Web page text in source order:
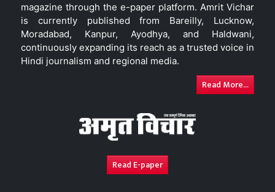
magazine through the e-paper platform. Amrit Vichar
is currently published from Bareilly, Lucknow,
Moradabad, Kanpur, Ayodhya, and Haldwani,
continuously expanding its reach as a trusted voice in
Hindi journalism and regional media.
Read More...
Read E-paper